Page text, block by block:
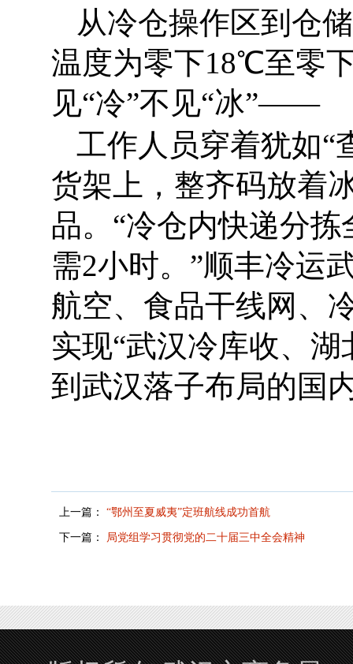
从冷仓操作区到仓
温度为零下18℃至零
见“冷”不见“冰”——
工作人员穿着犹如“
货架上，整齐码放着
品。“冷仓内快递分
需2小时。”顺丰冷运
航空、食品干线网、
实现“武汉冷库收、
到武汉落子布局的国
上一篇： “鄂州至夏威夷”定班航线成功首航
下一篇： 局党组学习贯彻党的二十届三中全会精神